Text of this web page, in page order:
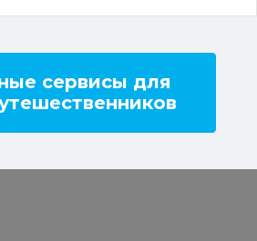
сервисы для